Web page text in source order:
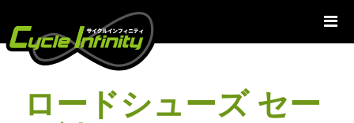
テ
ロードシューズ セー